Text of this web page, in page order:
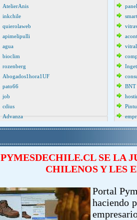
AtelierAnis
inkchile
quierolaweb
apimelipulli
agua
bioclim
rozenberg
Abogados1hora1UF
pato66
job
cdius
Advanza
BNT
PYMESDECHILE.CL SE LA
CHILENOS Y LES
Portal
haciendo